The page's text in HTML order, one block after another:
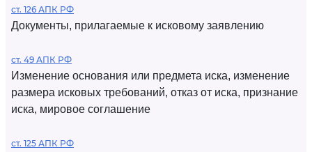
ст. 126 АПК РФ
Документы, прилагаемые к исковому заявлению
ст. 49 АПК РФ
Изменение основания или предмета иска, изменение
размера исковых требований, отказ от иска, признание
иска, мировое соглашение
ст. 125 АПК РФ